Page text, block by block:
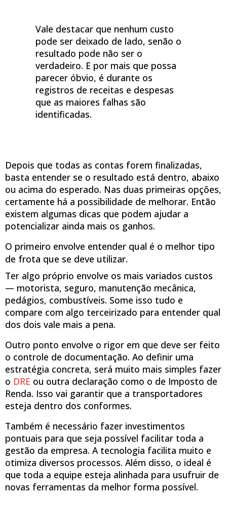
Vale destacar que nenhum custo
pode ser deixado de lado, senão o
resultado pode não ser o
verdadeiro. E por mais que possa
parecer óbvio, é durante os
registros de receitas e despesas
que as maiores falhas são
identificadas.
Depois que todas as contas forem finalizadas,
basta entender se o resultado está dentro, abaixo
ou acima do esperado. Nas duas primeiras opções,
certamente há a possibilidade de melhorar. Então
existem algumas dicas que podem ajudar a
potencializar ainda mais os ganhos.
O primeiro envolve entender qual é o melhor tipo
de frota que se deve utilizar.
Ter algo próprio envolve os mais variados custos
— motorista, seguro, manutenção mecânica,
pedágios, combustíveis. Some isso tudo e
compare com algo terceirizado para entender qual
dos dois vale mais a pena.
Outro ponto envolve o rigor em que deve ser feito
o controle de documentação. Ao definir uma
estratégia concreta, será muito mais simples fazer
o DRE ou outra declaração como o de Imposto de
Renda. Isso vai garantir que a transportadores
esteja dentro dos conformes.
Também é necessário fazer investimentos
pontuais para que seja possível facilitar toda a
gestão da empresa. A tecnologia facilita muito e
otimiza diversos processos. Além disso, o ideal é
que toda a equipe esteja alinhada para usufruir de
novas ferramentas da melhor forma possível.